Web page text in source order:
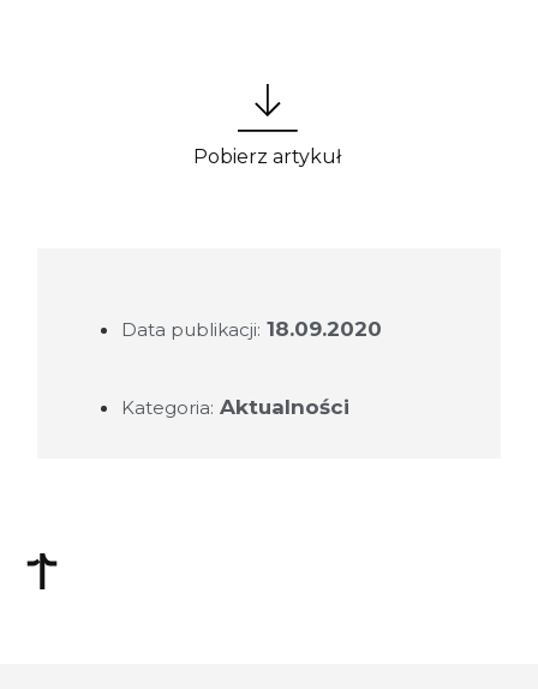
Pobierz artykuł
Data publikacji: 18.09.2020
Kategoria: Aktualności